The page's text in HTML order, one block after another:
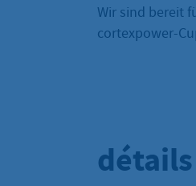
Wir sind bereit
cortexpower-